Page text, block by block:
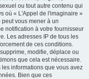
ou tout autre contenu qui
où « L'Appel de l'imaginaire »
vous mener à un
notification à votre fournisseur
Les adresses IP de tous les
de ces conditions.
modifie, déplace ou
que cela est nécessaire.
informations que vous avez
Bien que ces